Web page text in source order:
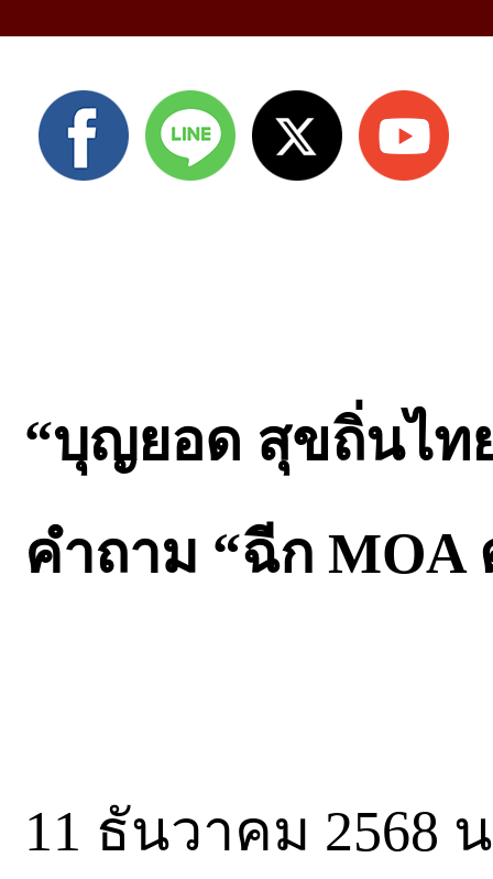
“บุญยอด สุขถิ่นไท
คำถาม “ฉีก MOA
11 ธันวาคม 2568